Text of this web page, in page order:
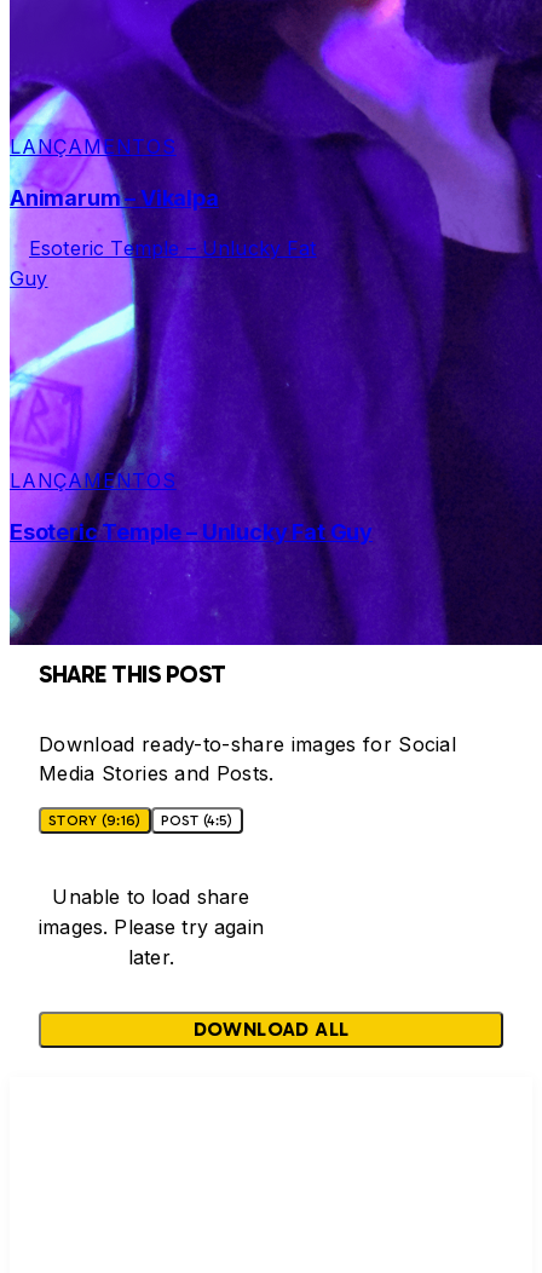
LANÇAMENTOS
Animarum – Vikalpa
LANÇAMENTOS
Esoteric Temple – Unlucky Fat Guy
SHARE THIS POST
Download ready-to-share images for Social
Media Stories and Posts.
STORY (9:16) POST (4:5)
Unable to load share
images. Please try again
later.
DOWNLOAD ALL